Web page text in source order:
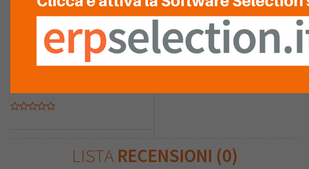
QUALITÀ DEL
LISTA RECENSIONI (0)